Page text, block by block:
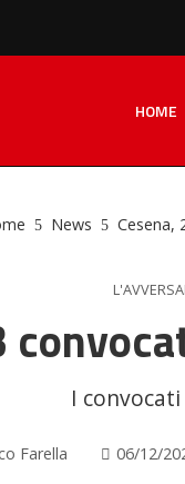
HOME
News Cesena,
I convocati
Farella 06/12/